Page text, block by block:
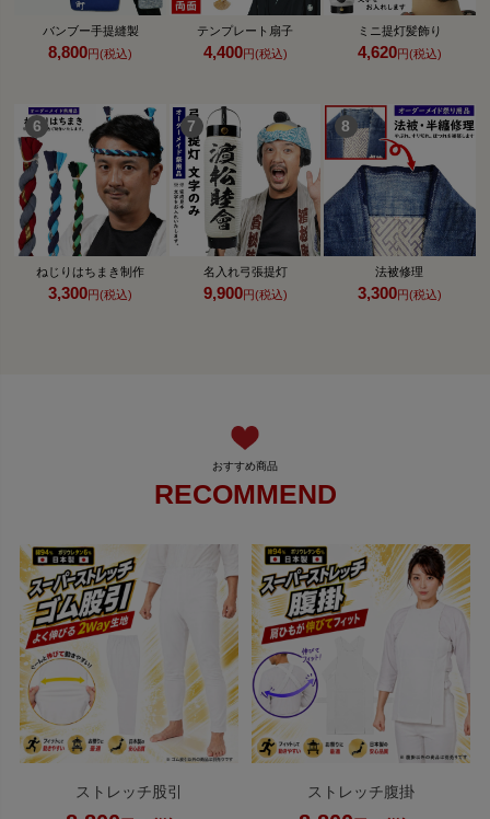
バンブー手提縫製
8,800円(税込)
テンプレート扇子
4,400円(税込)
ミニ提灯髪飾り
4,620円(税込)
ねじりはちまき制作
3,300円(税込)
名入れ弓張提灯
9,900円(税込)
法被修理
3,300円(税込)
RECOMMEND
ストレッチ股引 ストレッチ腹掛